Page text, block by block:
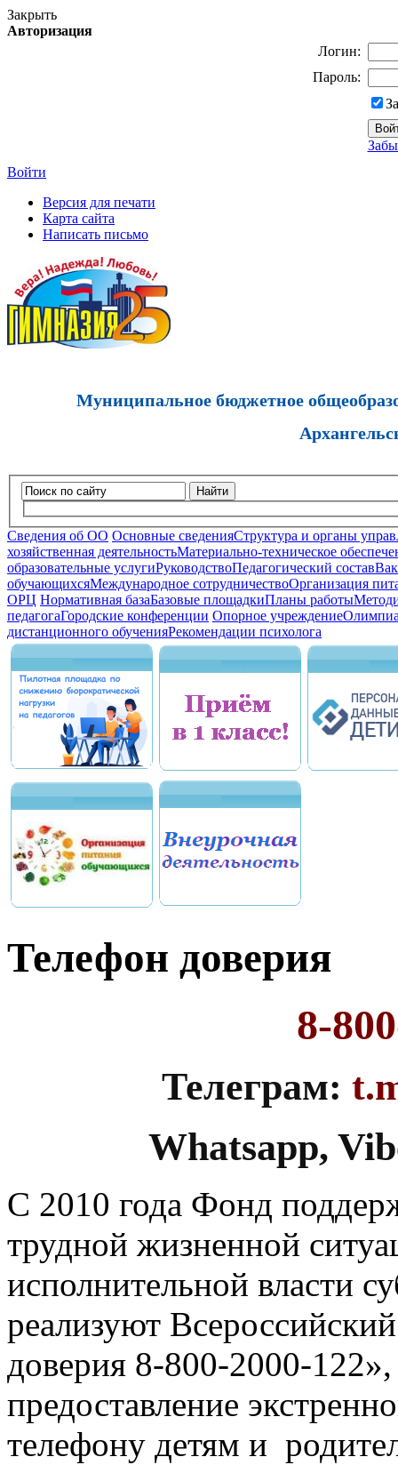
Закрыть
Авторизация
Логин:
Пароль:
Войти
Версия для печати
Карта сайта
Написать письмо
Муниципальное бюджетное
Найти
Сведения об ОО Основные сведенияСтруктура и органы
хозяйственная деятельностьМатериально-техническое
образовательные услугиРуководствоПедагогический состав
обучающихсяМеждународное сотрудничествоОрганизация
ОРЦ Нормативная базаБазовые площадкиПланы работы
педагогаГородские конференции Опорное учреждение
дистанционного обученияРекомендации психолога
Телефон доверия
8-
Телеграм:
Whatsapp,
С 2010 года Фонд
трудной жизненной
исполнительной власти
реализуют
доверия 8-800-2000-
предоставление
телефону детям и